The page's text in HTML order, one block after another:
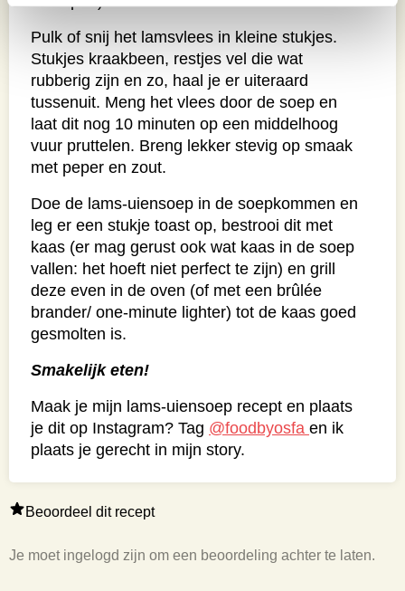
Beoordeel dit recept
Je moet ingelogd zijn om een beoordeling achter te laten.
Pulk of snij het lamsvlees in kleine stukjes.
Stukjes kraakbeen, restjes vel die wat
rubberig zijn en zo, haal je er uiteraard
tussenuit. Meng het vlees door de soep en
laat dit nog 10 minuten op een middelhoog
vuur pruttelen. Breng lekker stevig op smaak
met peper en zout.
Doe de lams-uiensoep in de soepkommen en
leg er een stukje toast op, bestrooi dit met
kaas (er mag gerust ook wat kaas in de soep
vallen: het hoeft niet perfect te zijn) en grill
deze even in de oven (of met een brûlée
brander/ one-minute lighter) tot de kaas goed
gesmolten is.
Smakelijk eten!
Maak je mijn lams-uiensoep recept en plaats
je dit op Instagram? Tag @foodbyosfa en ik
plaats je gerecht in mijn story.